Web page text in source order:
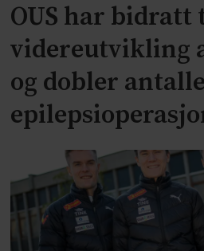
OUS har bidratt
videreutvikling
og dobler